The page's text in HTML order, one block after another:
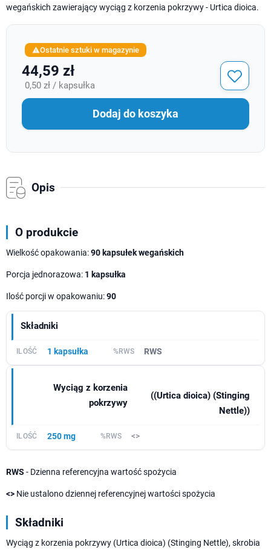
wegańskich zawierający wyciąg z korzenia pokrzywy - Urtica dioica.
Ostatnie sztuki w magazynie
44,59 zł
0,50 zł / kapsułka
Dodaj do koszyka
Opis
O produkcie
Wielkość opakowania:90 kapsułek wegańskich
Porcja jednorazowa: 1 kapsułka
Ilość porcji w opakowaniu:90
Składniki
1 kapsułka RWS
Wyciąg z korzenia
pokrzywy
((Urtica dioica) (Stinging
Nettle))
250 mg <>
RWS - Dzienna referencyjna wartość spożycia
<> Nie ustalono dziennej referencyjnej wartości spożycia
Składniki
Wyciąg z korzenia pokrzywy (Urtica dioica) (Stinging Nettle), skrobia